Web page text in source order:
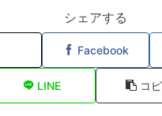
シェアする
Facebook
LINE コ